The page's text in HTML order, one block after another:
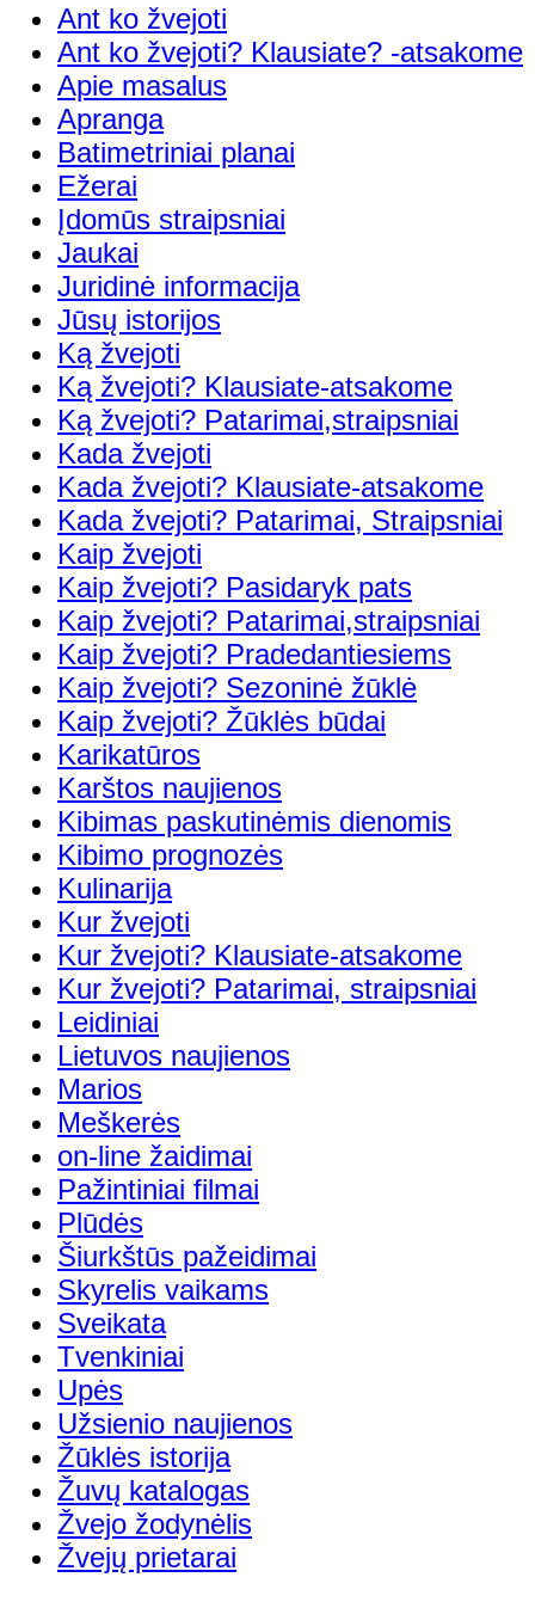
Ant ko žvejoti
Ant ko žvejoti? Klausiate? -atsakome
Apie masalus
Apranga
Batimetriniai planai
Ežerai
Įdomūs straipsniai
Jaukai
Juridinė informacija
Jūsų istorijos
Ką žvejoti
Ką žvejoti? Klausiate-atsakome
Ką žvejoti? Patarimai,straipsniai
Kada žvejoti
Kada žvejoti? Klausiate-atsakome
Kada žvejoti? Patarimai, Straipsniai
Kaip žvejoti
Kaip žvejoti? Pasidaryk pats
Kaip žvejoti? Patarimai,straipsniai
Kaip žvejoti? Pradedantiesiems
Kaip žvejoti? Sezoninė žūklė
Kaip žvejoti? Žūklės būdai
Karikatūros
Karštos naujienos
Kibimas paskutinėmis dienomis
Kibimo prognozės
Kulinarija
Kur žvejoti
Kur žvejoti? Klausiate-atsakome
Kur žvejoti? Patarimai, straipsniai
Leidiniai
Lietuvos naujienos
Marios
Meškerės
on-line žaidimai
Pažintiniai filmai
Plūdės
Šiurkštūs pažeidimai
Skyrelis vaikams
Sveikata
Tvenkiniai
Upės
Užsienio naujienos
Žūklės istorija
Žuvų katalogas
Žvejo žodynėlis
Žvejų prietarai